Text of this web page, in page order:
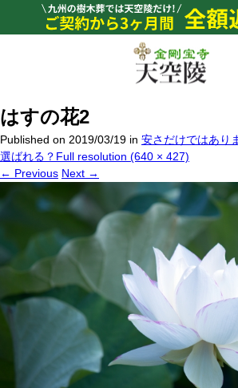
はすの花2
Published on 2019/03/19 in 安さだけではあり
選ばれる？ Full resolution (640 × 427)
← Previous Next →